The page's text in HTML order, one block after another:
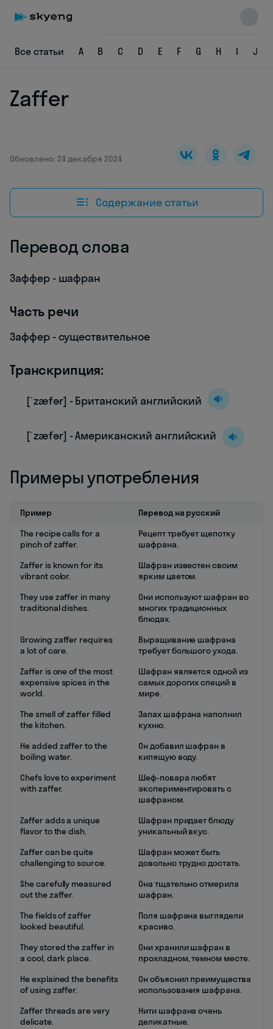
Все статьи A B C D E F G H I J
Zaffer
Обновлено: 24 декабря 2024
Содержание статьи
Перевод слова
Заффер - шафран
Часть речи
Заффер - существительное
Транскрипция:
[ˈzæfər] - Британский английский
[ˈzæfər] - Американский английский
Примеры употребления
Пример
Перевод на русский
The recipe calls for a
pinch of zaffer.
Рецепт требует щепотку
шафрана.
Zaffer is known for its
vibrant color.
Шафран известен своим
ярким цветом.
They use zaffer in many
traditional dishes.
Они используют шафран во
многих традиционных
блюдах.
Growing zaffer requires
a lot of care.
Выращивание шафрана
требует большого ухода.
Zaffer is one of the most
expensive spices in the
world.
Шафран является одной из
самых дорогих специй в
мире.
The smell of zaffer filled
the kitchen.
Запах шафрана наполнил
кухню.
He added zaffer to the
boiling water.
Он добавил шафран в
кипящую воду.
Chefs love to experiment
with zaffer.
Шеф-повара любят
экспериментировать с
шафраном.
Zaffer adds a unique
flavor to the dish.
Шафран придает блюду
уникальный вкус.
Zaffer can be quite
challenging to source.
Шафран может быть
довольно трудно достать.
She carefully measured
out the zaffer.
Она тщательно отмерила
шафран.
The fields of zaffer
looked beautiful.
Поля шафрана выглядели
красиво.
They stored the zaffer in
a cool, dark place.
Они хранили шафран в
прохладном, темном месте.
He explained the benefits
of using zaffer.
Он объяснил преимущества
использования шафрана.
Zaffer threads are very
delicate.
Нити шафрана очень
деликатные.